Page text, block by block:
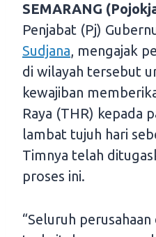
SEMARANG
Penjabat (Pj)
Sudjana, mengajak
di wilayah tersebut
kewajiban
Raya (THR) kepada
lambat tujuh hari
Timnya telah
proses ini.
“Seluruh